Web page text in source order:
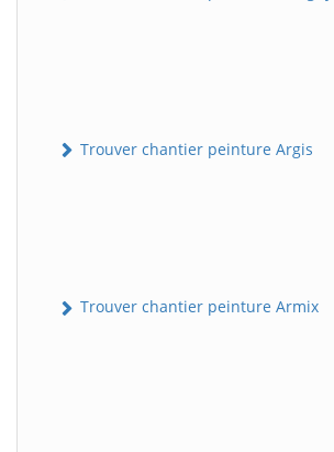
Trouver chantier peinture Argis
Trouver chantier peinture Armix